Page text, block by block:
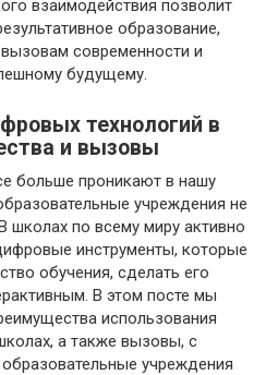
взаимодействия позволит
образование,
современности и
будущему.
технологий в
и вызовы
больше проникают в нашу
учреждения не
школах по всему миру активно
инструменты, которые
обучения, сделать его
В этом посте мы
использования
а также вызовы, с
учреждения